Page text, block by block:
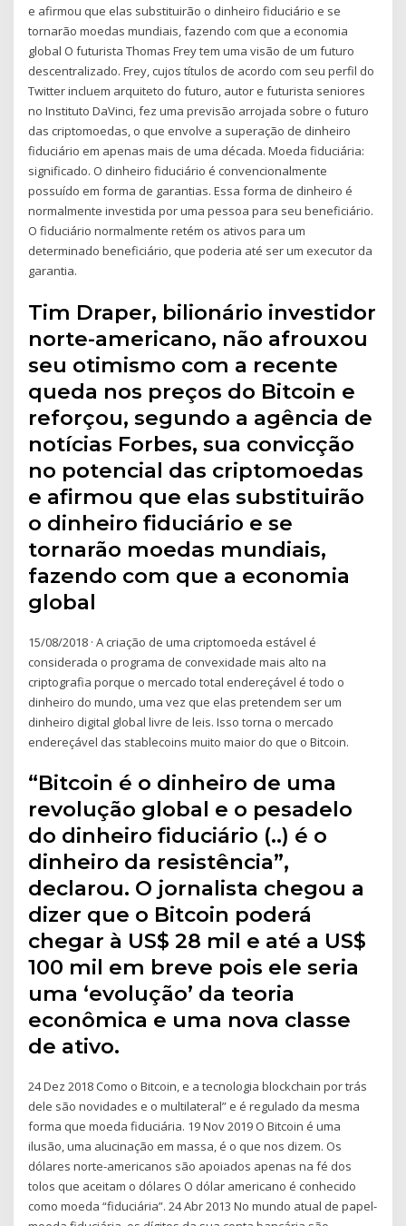
e afirmou que elas substituirão o dinheiro fiduciário e se
tornarão moedas mundiais, fazendo com que a economia
global O futurista Thomas Frey tem uma visão de um futuro
descentralizado. Frey, cujos títulos de acordo com seu perfil do
Twitter incluem arquiteto do futuro, autor e futurista seniores
no Instituto DaVinci, fez uma previsão arrojada sobre o futuro
das criptomoedas, o que envolve a superação de dinheiro
fiduciário em apenas mais de uma década. Moeda fiduciária:
significado. O dinheiro fiduciário é convencionalmente
possuído em forma de garantias. Essa forma de dinheiro é
normalmente investida por uma pessoa para seu beneficiário.
O fiduciário normalmente retém os ativos para um
determinado beneficiário, que poderia até ser um executor da
garantia.
Tim Draper, bilionário investidor
norte-americano, não afrouxou
seu otimismo com a recente
queda nos preços do Bitcoin e
reforçou, segundo a agência de
notícias Forbes, sua convicção
no potencial das criptomoedas
e afirmou que elas substituirão
o dinheiro fiduciário e se
tornarão moedas mundiais,
fazendo com que a economia
global
15/08/2018 · A criação de uma criptomoeda estável é
considerada o programa de convexidade mais alto na
criptografia porque o mercado total endereçável é todo o
dinheiro do mundo, uma vez que elas pretendem ser um
dinheiro digital global livre de leis. Isso torna o mercado
endereçável das stablecoins muito maior do que o Bitcoin.
“Bitcoin é o dinheiro de uma
revolução global e o pesadelo
do dinheiro fiduciário (..) é o
dinheiro da resistência”,
declarou. O jornalista chegou a
dizer que o Bitcoin poderá
chegar à US$ 28 mil e até a US$
100 mil em breve pois ele seria
uma ‘evolução’ da teoria
econômica e uma nova classe
de ativo.
24 Dez 2018 Como o Bitcoin, e a tecnologia blockchain por trás
dele são novidades e o multilateral” e é regulado da mesma
forma que moeda fiduciária. 19 Nov 2019 O Bitcoin é uma
ilusão, uma alucinação em massa, é o que nos dizem. Os
dólares norte-americanos são apoiados apenas na fé dos
tolos que aceitam o dólares O dólar americano é conhecido
como moeda “fiduciária”. 24 Abr 2013 No mundo atual de papel-